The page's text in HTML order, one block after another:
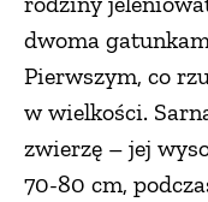
dwoma
Pierwszym, co
w wielkości.
zwierzę – jej
70-80 cm,